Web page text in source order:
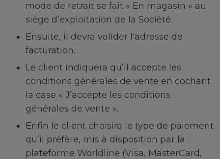
mode de retrait se fait « En magasin » au
siège d’exploitation de la Société.
Ensuite, il devra valider l'adresse de
facturation.
Le client indiquera qu’il accepte les
conditions générales de vente en cochant
la case « J’accepte les conditions
générales de vente ».
Enfin le client choisira le type de paiement
qu’il préfère, mis à disposition par la
plateforme Worldline (Visa, MasterCard,